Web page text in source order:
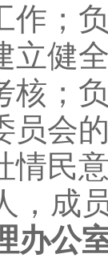
；
立健
核 ；
员会
情民
，成
办公